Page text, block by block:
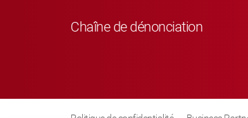
Chaîne de dénonciation